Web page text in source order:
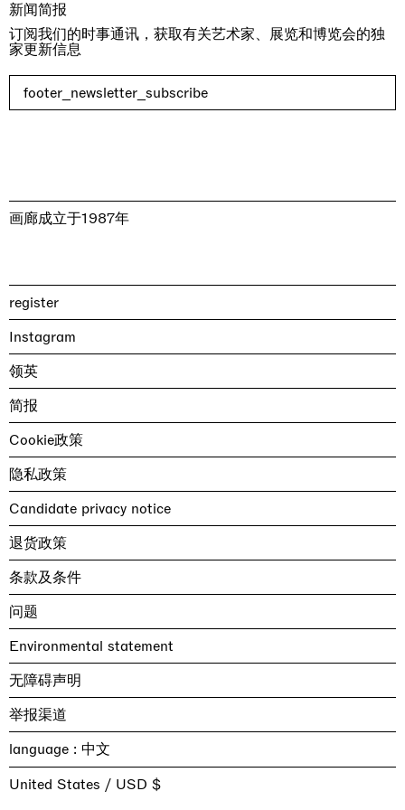
新闻简报
订阅我们的时事通讯，获取有关艺术家、展览和博览会的独
家更新信息
footer_newsletter_subscribe
画廊成立于1987年
register
Instagram
领英
简报
Cookie政策
隐私政策
Candidate privacy notice
退货政策
条款及条件
问题
Environmental statement
无障碍声明
举报渠道
language :
United States / USD $